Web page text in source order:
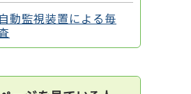
動監視装置による毎